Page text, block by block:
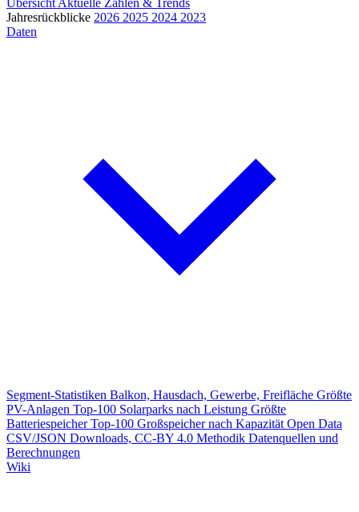
Übersicht Aktuelle Zahlen & Trends
Jahresrückblicke 2026 2025 2024 2023
Daten
Segment-Statistiken Balkon, Hausdach, Gewerbe, Freifläche Größte
PV-Anlagen Top-100 Solarparks nach Leistung Größte
Batteriespeicher Top-100 Großspeicher nach Kapazität Open Data
CSV/JSON Downloads, CC-BY 4.0 Methodik Datenquellen und
Berechnungen
Wiki